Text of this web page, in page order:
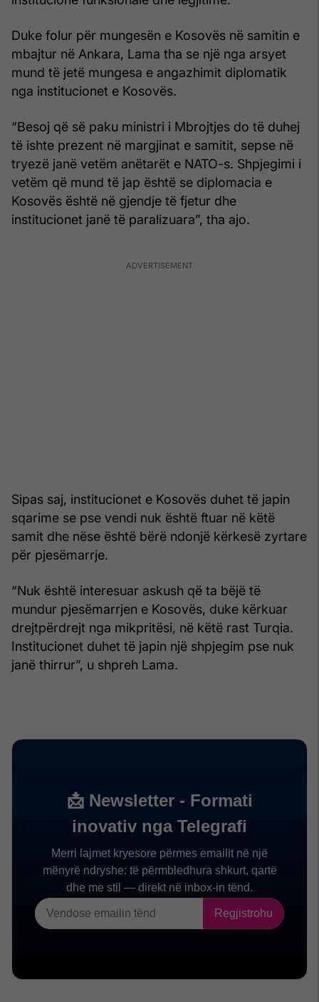
Duke folur për mungesën e Kosovës në samitin e
mbajtur në Ankara, Lama tha se një nga arsyet
mund të jetë mungesa e angazhimit diplomatik
nga institucionet e Kosovës.
“Besoj që së paku ministri i Mbrojtjes do të duhej
të ishte prezent në margjinat e samitit, sepse në
tryezë janë vetëm anëtarët e NATO-s. Shpjegimi i
vetëm që mund të jap është se diplomacia e
Kosovës është në gjendje të fjetur dhe
institucionet janë të paralizuara”, tha ajo.
Sipas saj, institucionet e Kosovës duhet të japin
sqarime se pse vendi nuk është ftuar në këtë
samit dhe nëse është bërë ndonjë kërkesë zyrtare
për pjesëmarrje.
“Nuk është interesuar askush që ta bëjë të
mundur pjesëmarrjen e Kosovës, duke kërkuar
drejtpërdrejt nga mikpritësi, në këtë rast Turqia.
Institucionet duhet të japin një shpjegim pse nuk
janë thirrur”, u shpreh Lama.